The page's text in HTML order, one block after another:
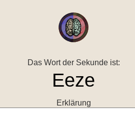
Das Wort der Sekunde ist:
Erklärung